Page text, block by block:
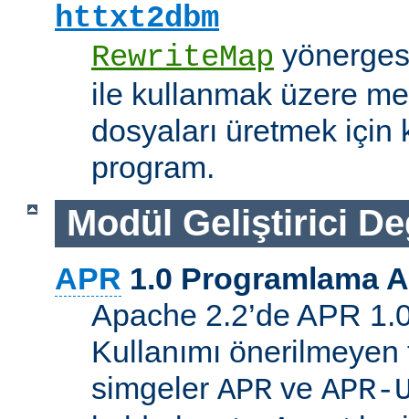
httxt2dbm
RewriteMap
ile kullanmak üzere
dosyaları üretmek için
program.
Modül Geliştirici
APR 1.0 Programlama
Apache 2.2’de APR
Kullanımı
simgeler APR ve